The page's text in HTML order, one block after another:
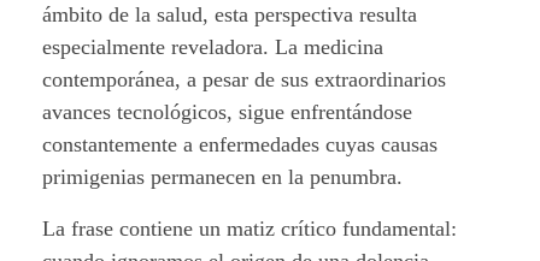
r
v
a
n
t
ámbito de la salud, esta perspectiva resulta
especialmente reveladora. La medicina
contemporánea, a pesar de sus extraordinarios
avances tecnológicos, sigue enfrentándose
constantemente a enfermedades cuyas causas
primigenias permanecen en la penumbra.
La frase contiene un matiz crítico fundamental: